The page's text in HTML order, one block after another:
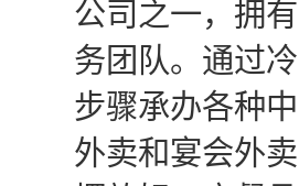
公司之一，拥
务团队。通过
步骤承办各种
外卖和宴会外